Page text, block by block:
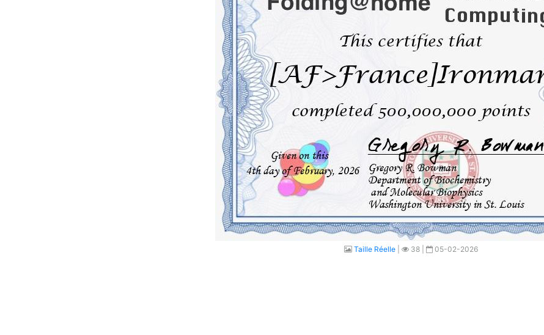
Taille Réelle| 38 | 05-02-2026